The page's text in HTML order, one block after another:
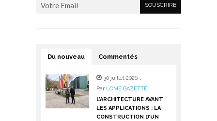
Du nouveau Commentés
30 juillet 2026 ,
Par LOME GAZETTE
L’ARCHITECTURE AVANT
LES APPLICATIONS : LA
CONSTRUCTION D’UN